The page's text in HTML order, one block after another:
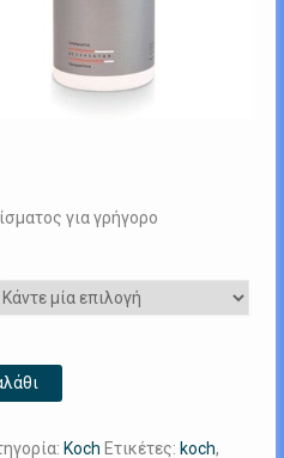
για γρήγορο
Koch Ετικέτες: koch,